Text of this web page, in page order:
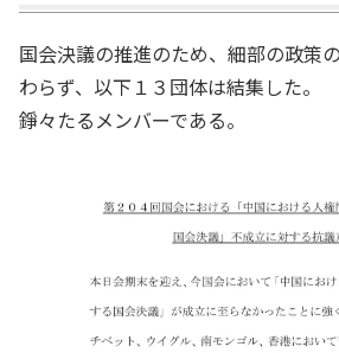
国会決議の推進のため、細部の政策
わらず、以下１３団体は結集した。
錚々たるメンバーである。